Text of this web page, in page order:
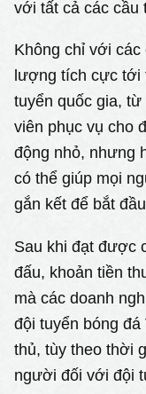
với tất cả các cầu
Không chỉ với các
lượng tích cực tới
tuyển quốc gia,
viên phục vụ cho
động nhỏ, nhưng
có thể giúp mọi
gắn kết để bắt
Sau khi đạt được
đấu, khoản tiền
mà các doanh
đội tuyển bóng
thủ, tùy theo thời
người đối với đội